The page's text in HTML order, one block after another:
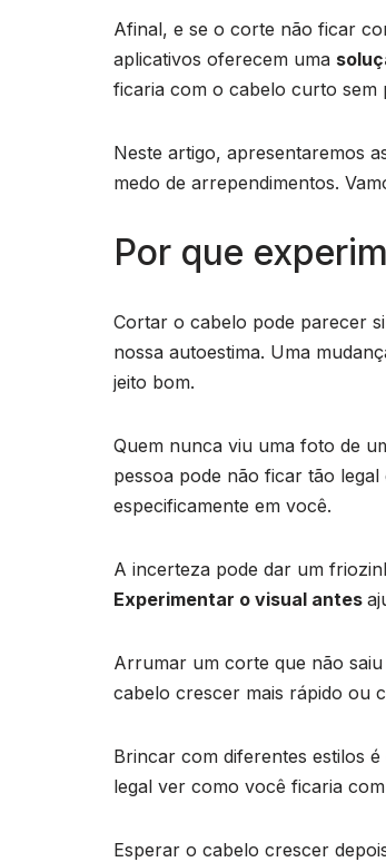
Afinal, e se o corte não ficar
aplicativos oferecem uma
ficaria com o cabelo curto sem
Neste artigo, apresentaremos
medo de arrependimentos.
Por que
Cortar o cabelo pode parecer
nossa autoestima. Uma
jeito bom.
Quem nunca viu uma foto de
pessoa pode não ficar tão
especificamente em você.
A incerteza pode dar um
Experimentar o visual antes
Arrumar um corte que não
cabelo crescer mais rápido ou
Brincar com diferentes estilos
legal ver como você ficaria
Esperar o cabelo crescer